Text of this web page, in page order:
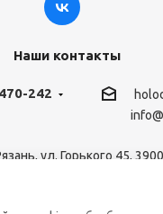
Наши контакты
242
ул. Горького 45,